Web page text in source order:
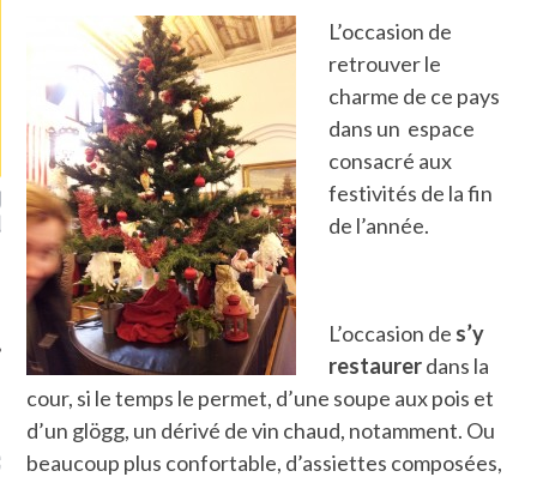
ATTACHÉS À LA
DE L’AMBASSADE
À PARIS. POURQUOI
? POUR QUI ?
UN GRONDIN FOURRÉ AUX
CHAMPIGNONS ET AUX
LARDONS DANS LA HALLE
DE DAX. ET POURQUOI PAS
MES DERNIERS
SUR FACEBOOK
L’occasion de
retrouver le
charme de ce pays
dans un espace
consacré aux
festivités de la fin
de l’année.
L’occasion de s’y
restaurerdans la
cour, si le temps le permet, d’une soupe aux pois et
d’un glögg, un dérivé de vin chaud, notamment. Ou
beaucoup plus confortable, d’assiettes composées,